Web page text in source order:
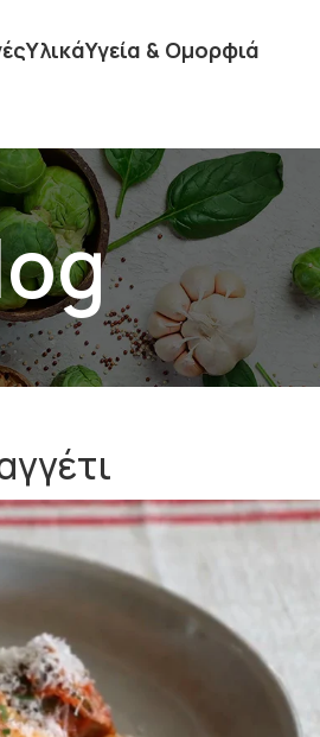
ΥλικάΥγεία & Ομορφιά